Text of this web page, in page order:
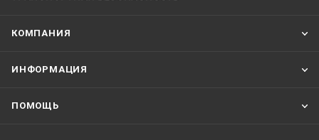
КОМПАНИЯ
ИНФОРМАЦИЯ
ПОМОЩЬ